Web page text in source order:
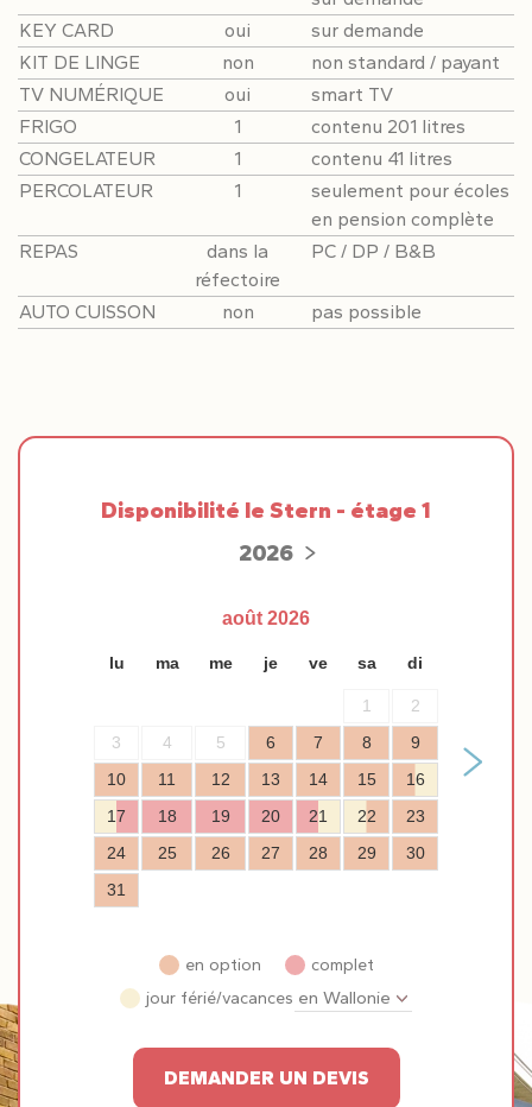
KEY CARD
oui
sur demande
KIT DE LINGE
non
non standard / payant
TV NUMÉRIQUE
oui
smart TV
FRIGO
1
contenu 201 litres
CONGELATEUR
1
contenu 41 litres
PERCOLATEUR
1
seulement pour écoles
en pension complète
REPAS
dans la
réfectoire
PC / DP / B&B
AUTO CUISSON non pas possible
Disponibilité le Stern - étage 1
2026
août 2026
lu ma me je ve sa di
1
2
3
4 5 6 7 8
9
10
11 12 13 14 15
16
17
18 19 20 21 22
23
24
25 26 27 28 29
30
31
en option
complet
jour férié/vacances
DEMANDER UN DEVIS